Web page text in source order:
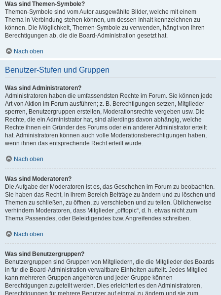
Was sind Themen-Symbole?
Themen-Symbole sind vom Autor ausgewählte Bilder, welche mit einem
Thema in Verbindung stehen können, um dessen Inhalt kennzeichnen zu
können. Die Möglichkeit, Themen-Symbole zu verwenden, hängt von Ihren
Berechtigungen ab, die die Board-Administration gesetzt hat.
Nach oben
Benutzer-Stufen und Gruppen
Was sind Administratoren?
Administratoren haben die umfassendsten Rechte im Forum. Sie können jede
Art von Aktion im Forum ausführen; z. B. Berechtigungen setzen, Mitglieder
sperren, Benutzergruppen erstellen, Moderationsrechte vergeben usw. Die
Rechte, die ein Administrator hat, sind allerdings davon abhängig, welche
Rechte ihnen ein Gründer des Forums oder ein anderer Administrator erteilt
hat. Administratoren können auch volle Moderationsberechtigungen haben,
wenn ihnen das entsprechende Recht erteilt wurde.
Nach oben
Was sind Moderatoren?
Die Aufgabe der Moderatoren ist es, das Geschehen im Forum zu beobachten.
Sie haben das Recht, in ihrem Bereich Beiträge zu ändern und zu löschen und
Themen zu schließen, zu öffnen, zu verschieben und zu teilen. Üblicherweise
verhindern Moderatoren, dass Mitglieder „offtopic“, d. h. etwas nicht zum
Thema Passendes, oder Beleidigendes bzw. Angreifendes schreiben.
Nach oben
Was sind Benutzergruppen?
Benutzergruppen sind Gruppen von Mitgliedern, die die Mitglieder des Boards
in für die Board-Administration verwaltbare Einheiten aufteilt. Jedes Mitglied
kann mehreren Gruppen angehören und jeder Gruppe können
Berechtigungen zugeteilt werden. Dies erleichtert es den Administratoren,
Berechtigungen für mehrere Benutzer auf einmal zu ändern und sie zum